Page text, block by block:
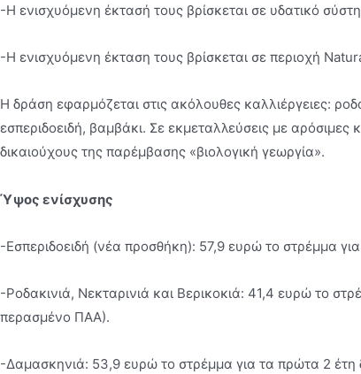
-Η ενισχυόµενη έκτασή τους βρίσκεται σε υδατικό
-Η ενισχυόµενη έκταση τους βρίσκεται σε περιοχή
Η δράση εφαρµόζεται στις ακόλουθες καλλιέργειες:
εσπεριδοειδή, βαµβάκι. Σε εκµεταλλεύσεις µε
δικαιούχους της παρέµβασης «βιολογική γεωργία».
Ύψος ενίσχυσης
-Εσπεριδοειδή (νέα προσθήκη): 57,9 ευρώ το στρέµµα
-Ροδακινιά, Νεκταρινιά και Βερικοκιά: 41,4 ευρώ το
περασµένο ΠΑΑ).
-∆αµασκηνιά: 53,9 ευρώ το στρέµµα για τα πρώτα 2 έτη